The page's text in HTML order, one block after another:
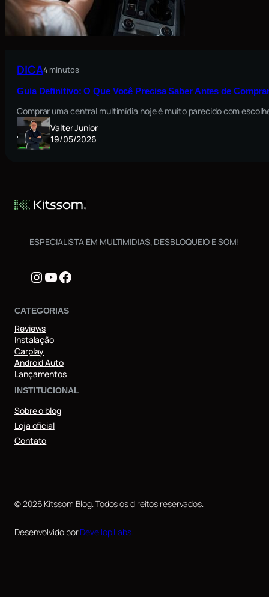
DICA4 minutos
Guia Definitivo: O Que Você Precisa Saber Antes de
Comprar uma central multimídia hoje é muito parecido com
Valter Junior
19/05/2026
ESPECIALISTA EM MULTIMIDIAS, DESBLOQUEIO E SOM!
Instagram
Youtube
Facebook
CATEGORIAS
Reviews
Instalação
Carplay
Android Auto
Lançamentos
INSTITUCIONAL
Sobre o blog
Loja oficial
Contato
© 2026 Kitssom Blog. Todos os direitos reservados.
Desenvolvido porDevellop Labs